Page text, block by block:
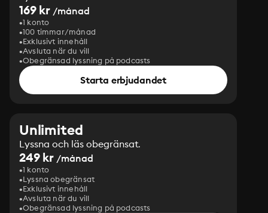
169 kr /månad
1 konto
100 timmar/månad
Exklusivt innehåll
Avsluta när du vill
Obegränsad lyssning på podcasts
Starta erbjudandet
Unlimited
Lyssna och läs obegränsat.
249 kr /månad
1 konto
Lyssna obegränsat
Exklusivt innehåll
Avsluta när du vill
Obegränsad lyssning på podcasts